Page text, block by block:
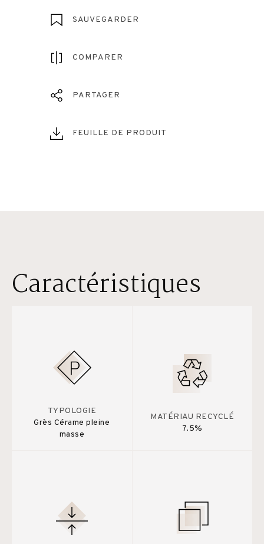
SAUVEGARDER
COMPARER
PARTAGER
FEUILLE DE PRODUIT
Caractéristiques
TYPOLOGIE
Grès Cérame pleine
masse
MATÉRIAU RECYCLÉ
7.5%